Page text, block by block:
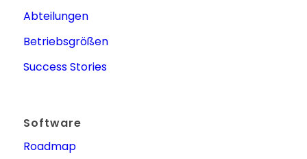
Abteilungen
Betriebsgrößen
Success Stories
Software
Roadmap